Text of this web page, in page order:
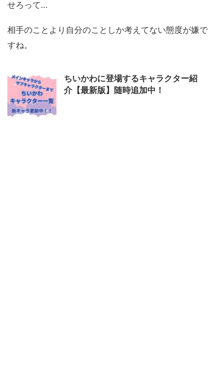
せろって…
相手のことより自分のことしか考えてない態度が嫌で
すね。
ちいかわに登場するキャラクター紹
介【最新版】随時追加中！